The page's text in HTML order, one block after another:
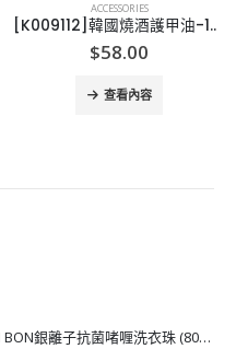
ACCESSORIES
[K009112]韓國燒酒護甲油-12ml
58.00
查看內容
[J206232] 日本BON BON銀離子抗菌啫喱洗衣珠 (80粒)